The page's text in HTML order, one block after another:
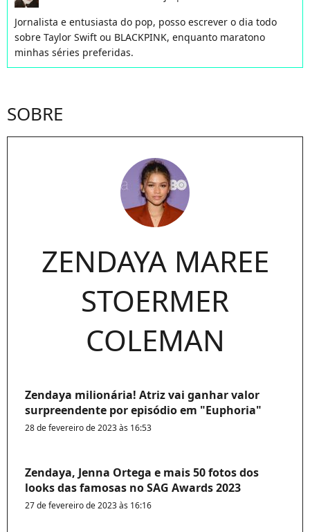
Jornalista e entusiasta do pop, posso escrever o dia todo
sobre Taylor Swift ou BLACKPINK, enquanto maratono
minhas séries preferidas.
SOBRE
ZENDAYA MAREE
STOERMER
COLEMAN
Zendaya milionária! Atriz vai ganhar valor
surpreendente por episódio em "Euphoria"
28 de fevereiro de 2023 às 16:53
Zendaya, Jenna Ortega e mais 50 fotos dos
looks das famosas no SAG Awards 2023
27 de fevereiro de 2023 às 16:16